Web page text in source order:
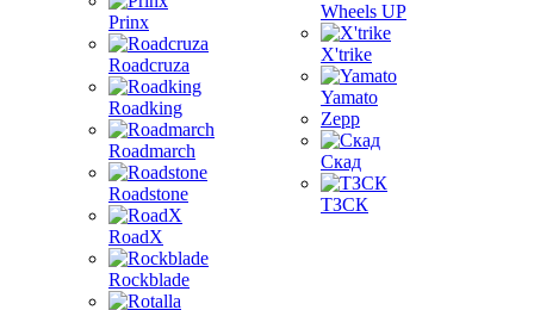
Prinx
Roadcruza
Roadking
Roadmarch
Roadstone
RoadX
Rockblade
Wheels UP
X'trike
Yamato
Zepp
Скад
ТЗСК